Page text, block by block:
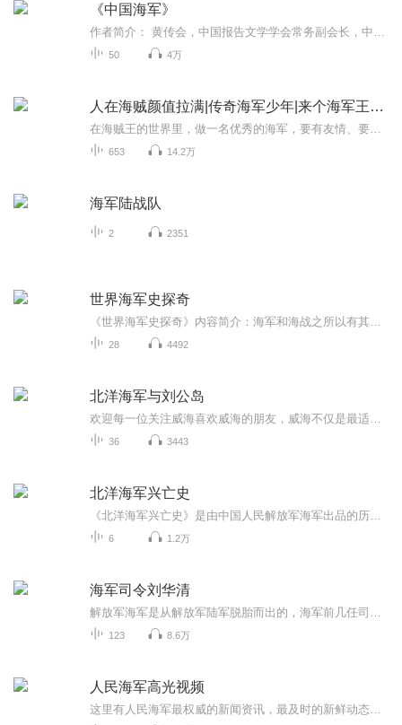
《中国海军》
50 4万
人在海贼颜值拉满|传奇海军少年|来个海军王尝尝
653 14.2万
海军陆战队
2 2351
世界海军史探奇
28 4492
北洋海军与刘公岛
36 3443
北洋海军兴亡史
6 1.2万
海军司令刘华清
123 8.6万
人民海军高光视频